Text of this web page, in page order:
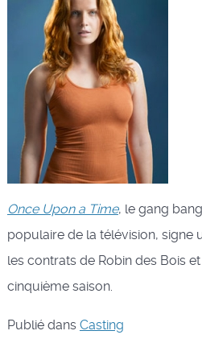
Once Upon a Time, le gang
populaire de la télévision, signe
les contrats de Robin des Bois
cinquième saison.
Publié dans Casting